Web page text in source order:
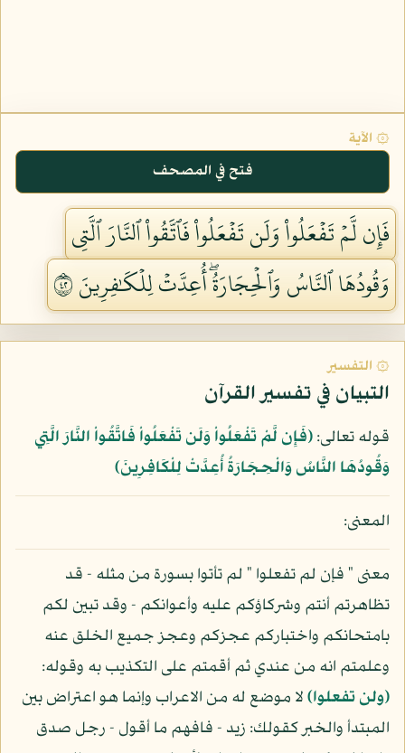
۞ الآية
فتح في المصحف
فَإِن لَّمۡ تَفۡعَلُواْ وَلَن تَفۡعَلُواْ فَٱتَّقُواْ ٱلنَّارَ ٱلَّتِي
وَقُودُهَا ٱلنَّاسُ وَٱلۡحِجَارَةُۖ أُعِدَّتۡ لِلۡكَٰفِرِينَ ٢٤
۞ التفسير
التبيان في تفسير القرآن
قوله تعالى:﴿فَإِن لَّمْ تَفْعَلُواْ وَلَن تَفْعَلُواْ فَاتَّقُواْ النَّارَ الَّتِي
وَقُودُهَا النَّاسُ وَالْحِجَارَةُ أُعِدَّتْ لِلْكَافِرِينَ﴾
المعنى:
معنى " فإن لم تفعلوا " لم تأتوا بسورة من مثله - قد
تظاهرتم أنتم وشركاؤكم عليه وأعوانكم - وقد تبين لكم
بامتحانكم واختباركم عجزكم وعجز جميع الخلق عنه
وعلمتم انه من عندي ثم أقمتم على التكذيب به وقوله:
(ولن تفعلوا)لا موضع له من الاعراب وإنما هو اعتراض بين
المبتدأ والخبر كقولك: زيد - فافهم ما أقول - رجل صدق